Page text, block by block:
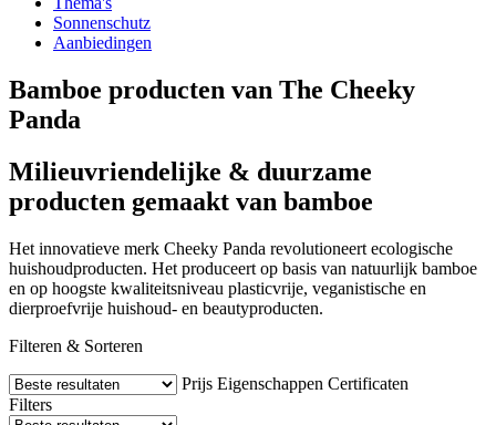
Sonnenschutz
Aanbiedingen
Bamboe producten van The Cheeky
Panda
Milieuvriendelijke & duurzame
producten gemaakt van bamboe
Het innovatieve merk Cheeky Panda revolutioneert ecologische
huishoudproducten. Het produceert op basis van natuurlijk bamboe
en op hoogste kwaliteitsniveau plasticvrije, veganistische en
dierproefvrije huishoud- en beautyproducten.
Filteren & Sorteren
Prijs Eigenschappen Certificaten
Filters